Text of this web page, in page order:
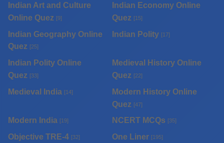
Indian Art and Culture
Online Quez [9]
Indian Economy Online
Quez [15]
Indian Geography Online
Quez [25]
Indian Polity [17]
Indian Polity Online
Quez [33]
Medieval History Online
Quez [22]
Medieval India [14]
Modern History Online
Quez [47]
Modern India [19] NCERT MCQs [35]
Objective TRE-4 [32] One Liner [195]